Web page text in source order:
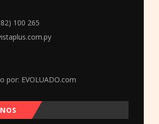
100 265
por: EVOLUADO.com